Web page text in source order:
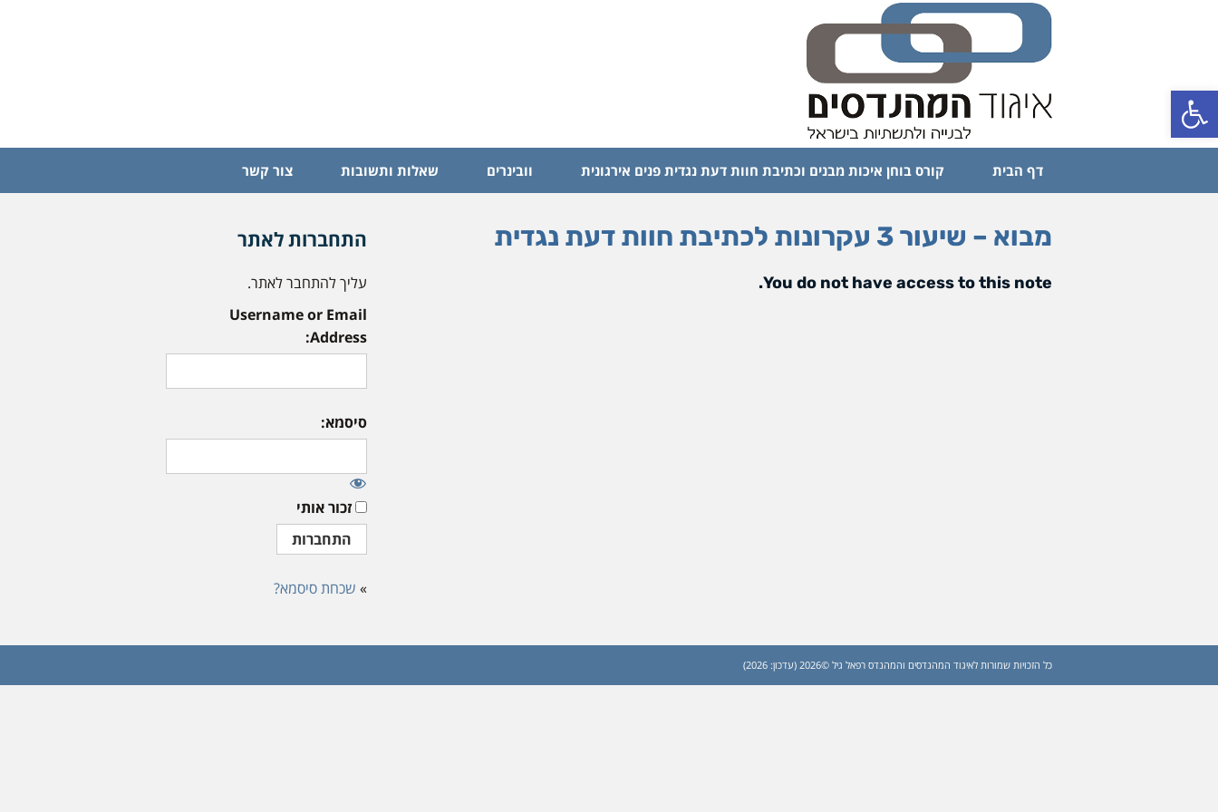
פתח סרגל נגישות
דף הבית קורס בוחן איכות מבנים וכתיבת חוות דעת נגדית פנים אירגונית וובינרים שאלות ותשובות צור קשר
מבוא – שיעור 3 עקרונות לכתיבת חוות דעת נגדית
You do not have access to this note.
התחברות לאתר
עליך להתחבר לאתר.
Username or Email
Address:
סיסמא:
זכור אותי
» שכחת סיסמא?
כל הזכויות שמורות לאיגוד המהנדסים והמהנדס רפאל גיל ©2026 (עדכון: 2026)